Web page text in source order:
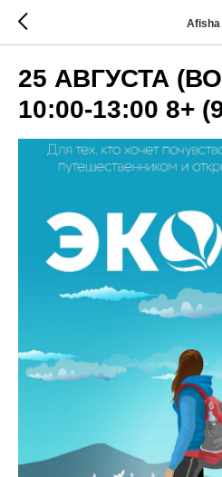
Afisha
25 АВГУСТА
10:00-13:00 8+